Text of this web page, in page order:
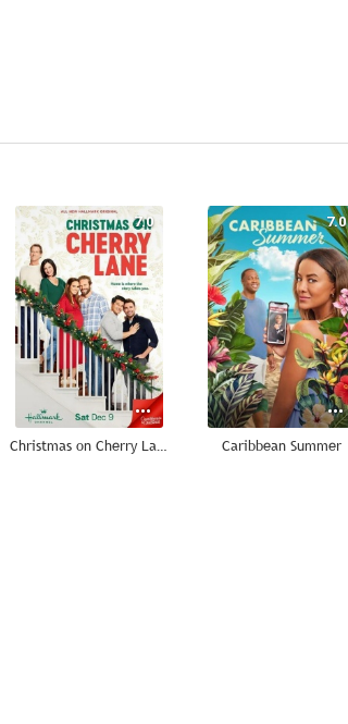
7.0
Christmas on Cherry Lane
7.0
Caribbean Summer